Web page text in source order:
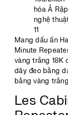
Mang dấu ấn
Minute
vàng trắng 18K
dây đeo bằng
bằng vàng
Les